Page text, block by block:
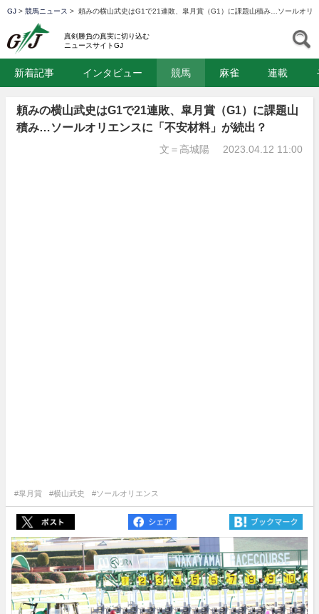
GJ > 競馬ニュース > 頼みの横山武史はG1で21連敗、皐月賞（G1）に課題山積み…ソールオリ
真剣勝負の真実に切り込む
ニュースサイトGJ
新着記事 インタビュー 競馬 麻雀 連載
頼みの横山武史はG1で21連敗、皐月賞（G1）に課題山
積み…ソールオリエンスに「不安材料」が続出？
文＝高城陽 2023.04.12 11:00
#皐月賞 #横山武史 #ソールオリエンス